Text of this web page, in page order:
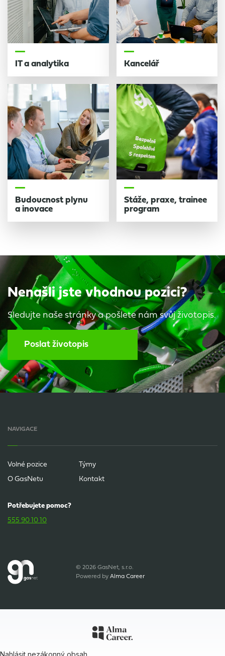
IT a analytika Kancelář
Budoucnost plynu
a inovace
Stáže, praxe, trainee
program
Nenašli jste vhodnou pozici?
Sledujte naše stránky a pošlete nám svůj životopis.
Poslat životopis
© 2026 GasNet, s.r.o.
Powered by Alma Career
NAVIGACE
Volné pozice
Týmy
O GasNetu
Kontakt
Potřebujete pomoc?
555 90 10 10